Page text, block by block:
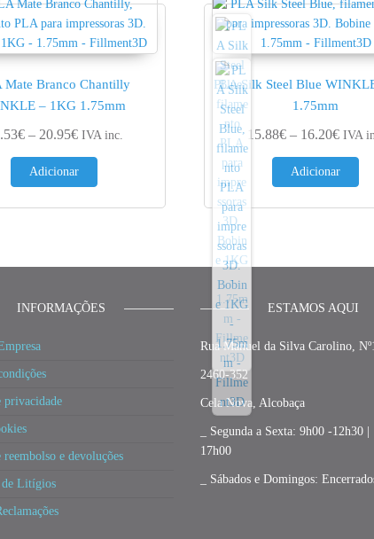
14.60€
Mate Branco Chantilly
– 1KG 1.75mm
€ – 20.95€Price range: 20.53€ through 20.95€
IVA inc.
Adicionar
PLA Silk Steel Blue
1.75mm
15.88€ – 16.20€Price
IVA
Adicionar
INFORMAÇÕES
privacidade
e devoluções
de Litígios
ESTAMOS AQUI
Rua Manuel da Silva Carolino,
2460-352
Cela Nova, Alcobaça
_ Segunda a Sexta: 9h00 -12h30 |
17h00
_ Sábados e Domingos: